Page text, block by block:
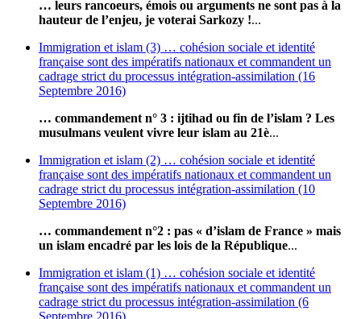
… leurs rancoeurs, émois ou arguments ne sont pas à la
hauteur de l’enjeu, je voterai Sarkozy !...
Immigration et islam (3) … cohésion sociale et identité
française sont des impératifs nationaux et commandent un
cadrage strict du processus intégration-assimilation (16
Septembre 2016)
… commandement n° 3 : ijtihad ou fin de l’islam ? Les
musulmans veulent vivre leur islam au 21è...
Immigration et islam (2) … cohésion sociale et identité
française sont des impératifs nationaux et commandent un
cadrage strict du processus intégration-assimilation (10
Septembre 2016)
… commandement n°2 : pas « d’islam de France » mais
un islam encadré par les lois de la République...
Immigration et islam (1) … cohésion sociale et identité
française sont des impératifs nationaux et commandent un
cadrage strict du processus intégration-assimilation (6
Septembre 2016)